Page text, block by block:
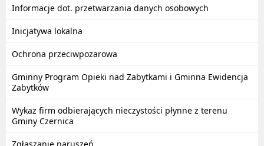
Informacje dot. przetwarzania danych osobowych
Inicjatywa lokalna
Ochrona przeciwpożarowa
Gminny Program Opieki nad Zabytkami i Gminna Ewidencja
Zabytków
Wykaz firm odbierających nieczystości płynne z terenu
Gminy Czernica